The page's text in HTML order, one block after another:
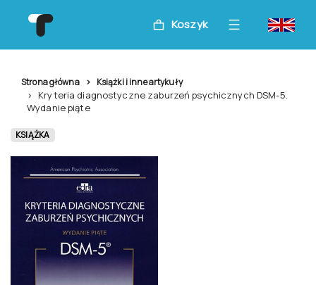
Koszyk
Strona główna Książki i inne artykuły
Kryteria diagnostyczne zaburzeń psychicznych DSM-5.
Wydanie piąte
KSIĄŻKA